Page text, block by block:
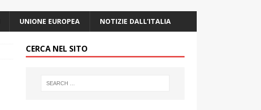
UNIONE EUROPEA NOTIZIE DALL’ITALIA
CERCA NEL SITO